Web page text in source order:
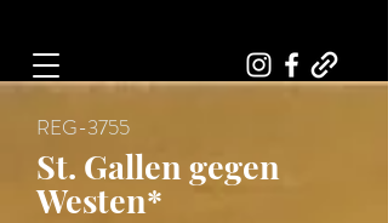
REG-3755
St. Gallen gegen
Westen*